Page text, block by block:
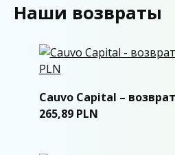
Наши возвраты
Cauvo Capital –
265,89 PLN